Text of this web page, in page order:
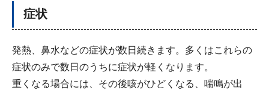
症状
発熱、鼻水などの症状が数日続きます。多くはこれらの
症状のみで数日のうちに症状が軽くなります。
重くなる場合には、その後咳がひどくなる、喘鳴が出